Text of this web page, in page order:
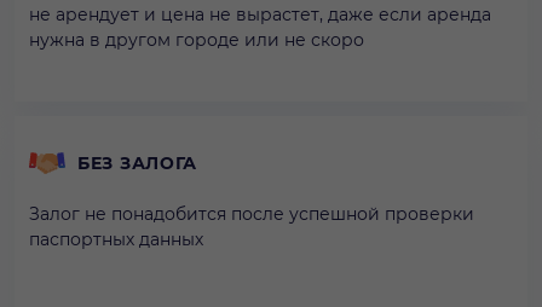
не арендует и цена не вырастет, даже если аренда
нужна в другом городе или не скоро
БЕЗ ЗАЛОГА
Залог не понадобится после успешной проверки
паспортных данных